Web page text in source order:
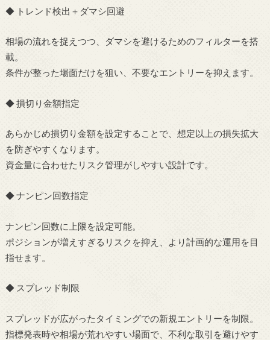
◆ トレンド検出＋ダマシ回避
相場の流れを捉えつつ、ダマシを避けるためのフィルターを搭
載。
条件が整った場面だけを狙い、不要なエントリーを抑えます。
◆ 損切り金額指定
あらかじめ損切り金額を設定することで、想定以上の損失拡大
を防ぎやすくなります。
資金量に合わせたリスク管理がしやすい設計です。
◆ ナンピン回数指定
ナンピン回数に上限を設定可能。
ポジションが増えすぎるリスクを抑え、より計画的な運用を目
指せます。
◆ スプレッド制限
スプレッドが広がったタイミングでの新規エントリーを制限。
指標発表時や相場が荒れやすい場面で、不利な取引を避けやす